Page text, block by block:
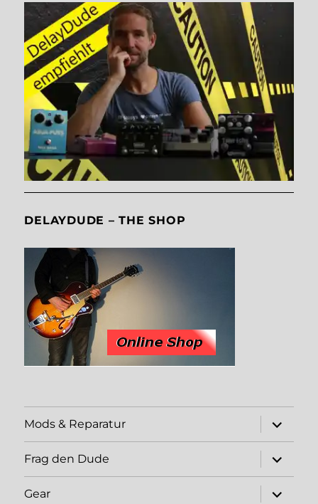
DELAYDUDE – THE SHOP
Mods & Reparatur
expand
child
menu
Frag den Dude
expand
child
menu
Gear
expand
child